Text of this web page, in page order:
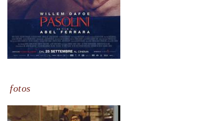
fotos